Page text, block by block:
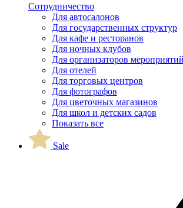
Сотрудничество
Для автосалонов
Для государственных структур
Для кафе и ресторанов
Для ночных клубов
Для организаторов мероприятий
Для отелей
Для торговых центров
Для фотографов
Для цветочных магазинов
Для школ и детских садов
Показать все
Sale